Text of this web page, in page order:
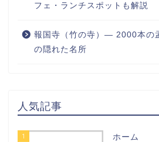
フェ・ランチスポットも解説
報国寺（竹の寺）― 2000本の
の隠れた名所
人気記事
1 ホーム